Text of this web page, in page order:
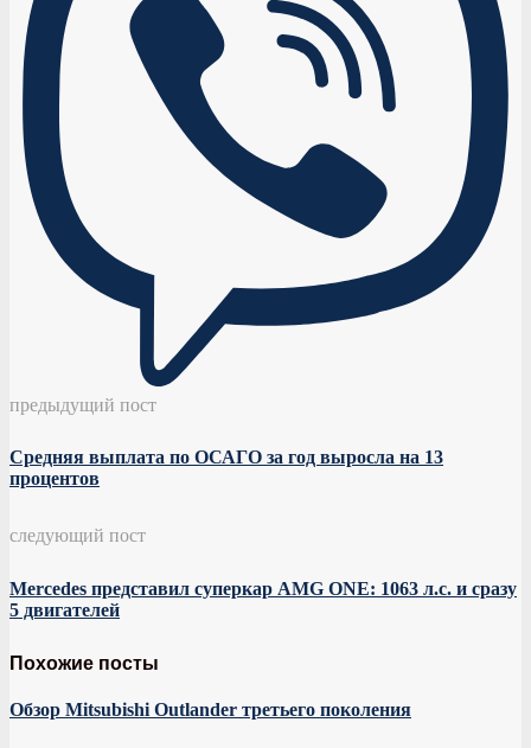
предыдущий пост
Средняя выплата по ОСАГО за год выросла на 13
процентов
следующий пост
Mercedes представил суперкар AMG ONE: 1063 л.с. и сразу
5 двигателей
Похожие посты
Обзор Mitsubishi Outlander третьего поколения